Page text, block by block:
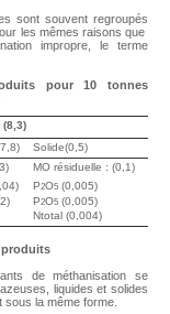
sont souvent regroupés
les mêmes raisons que
impropre, le terme
pour 10 tonnes
(8,3)
Solide(0,5)
MO résiduelle : (0,1)
P2O5 (0,005)
P2O5 (0,005)
Ntotal (0,004)
produits
de méthanisation se
liquides et solides
la même forme.